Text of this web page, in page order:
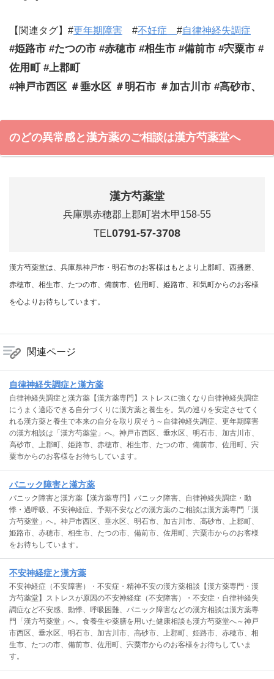
【関連タグ】#更年期障害 #不妊症 #自律神経失調症
#姫路市 #たつの市 #赤穂市 #相生市 #備前市 #宍粟市 #
佐用町 #上郡町
#神戸市西区 ＃垂水区 ＃明石市 ＃加古川市 #高砂市、
のどの異常感と漢方薬のご相談は漢方芍薬堂へ
漢方芍薬堂
兵庫県赤穂郡上郡町岩木甲158-55
TEL0791-57-3708
漢方芍薬堂は、兵庫県神戸市・明石市のお客様はもとより上郡町、西播磨、
赤穂市、相生市、たつの市、備前市、佐用町、姫路市、和気町からのお客様
を心よりお待ちしています。
関連ページ
自律神経失調症と漢方薬
自律神経失調症と漢方薬【漢方薬専門】ストレスに強くなり自律神経失調症
にうまく適応できる自分づくりに漢方薬と養生を。気の巡りを安定させてく
れる漢方薬と養生で本来の自分を取り戻そう～自律神経失調症、更年期障害
の漢方相談は「漢方芍薬堂」へ。神戸市西区、垂水区、明石市、加古川市、
高砂市、上郡町、姫路市、赤穂市、相生市、たつの市、備前市、佐用町、宍
粟市からのお客様をお待ちしています。
パニック障害と漢方薬
パニック障害と漢方薬【漢方薬専門】パニック障害、自律神経失調症・動
悸・過呼吸、不安神経症、予期不安などの漢方薬のご相談は漢方薬専門「漢
方芍薬堂」へ。神戸市西区、垂水区、明石市、加古川市、高砂市、上郡町、
姫路市、赤穂市、相生市、たつの市、備前市、佐用町、宍粟市からのお客様
をお待ちしています。
不安神経症と漢方薬
不安神経症（不安障害）・不安症・精神不安の漢方薬相談【漢方薬専門・漢
方芍薬堂】ストレスが原因の不安神経症（不安障害）・不安症・自律神経失
調症など不安感、動悸、呼吸困難、パニック障害などの漢方相談は漢方薬専
門「漢方芍薬堂」へ。食養生や薬膳を用いた健康相談も漢方芍薬堂へ～神戸
市西区、垂水区、明石市、加古川市、高砂市、上郡町、姫路市、赤穂市、相
生市、たつの市、備前市、佐用町、宍粟市からのお客様をお待ちしていま
す。